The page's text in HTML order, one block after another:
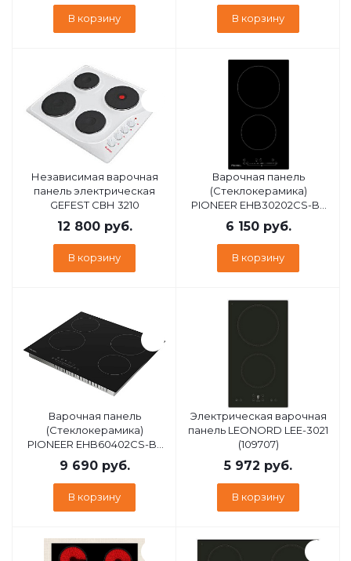
В корзину В корзину
Независимая варочная
панель электрическая
GEFEST СВН 3210
12 800руб.
В корзину
Варочная панель
(Стеклокерамика)
PIONEER EHB30202CS-BL
PIONEER EHB30202CS-BL
6 150руб.
В корзину
Варочная панель
(Стеклокерамика)
PIONEER EHB60402CS-BL
PIONEER EHB60402CS-BL
9 690руб.
В корзину
Электрическая варочная
панель LEONORD LEE-3021
(109707)
5 972 руб.
В корзину